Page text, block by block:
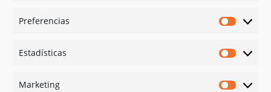
Preferencias
Estadísticas
Marketing
Redes sociales
Instagram
Linked in